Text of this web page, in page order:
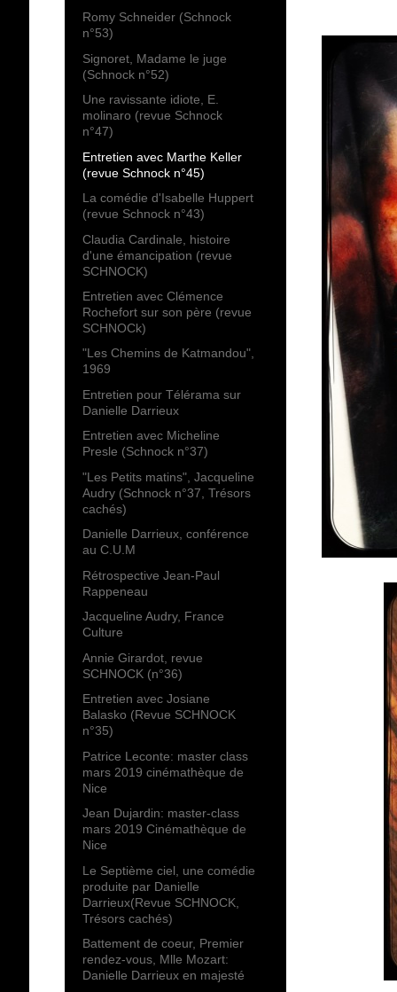
Romy Schneider (Schnock
n°53)
Signoret, Madame le juge
(Schnock n°52)
Une ravissante idiote, E.
molinaro (revue Schnock
n°47)
Entretien avec Marthe Keller
(revue Schnock n°45)
La comédie d'Isabelle Huppert
(revue Schnock n°43)
Claudia Cardinale, histoire
d'une émancipation (revue
SCHNOCK)
Entretien avec Clémence
Rochefort sur son père (revue
SCHNOCk)
"Les Chemins de Katmandou",
1969
Entretien pour Télérama sur
Danielle Darrieux
Entretien avec Micheline
Presle (Schnock n°37)
"Les Petits matins", Jacqueline
Audry (Schnock n°37, Trésors
cachés)
Danielle Darrieux, conférence
au C.U.M
Rétrospective Jean-Paul
Rappeneau
Jacqueline Audry, France
Culture
Annie Girardot, revue
SCHNOCK (n°36)
Entretien avec Josiane
Balasko (Revue SCHNOCK
n°35)
Patrice Leconte: master class
mars 2019 cinémathèque de
Nice
Jean Dujardin: master-class
mars 2019 Cinémathèque de
Nice
Le Septième ciel, une comédie
produite par Danielle
Darrieux(Revue SCHNOCK,
Trésors cachés)
Battement de coeur, Premier
rendez-vous, Mlle Mozart:
Danielle Darrieux en majesté